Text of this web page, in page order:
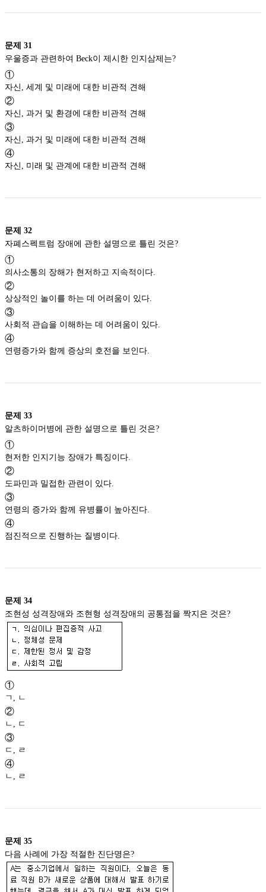
문제 31
①
자신, 세계 및 미래에 대한 비관적 견해
②
자신, 과거 및 환경에 대한 비관적 견해
③
자신, 과거 및 미래에 대한 비관적 견해
④
자신, 미래 및 관계에 대한 비관적 견해
문제 32
①
의사소통의 장해가 현저하고 지속적이다.
②
상상적인 놀이를 하는 데 어려움이 있다.
③
사회적 관습을 이해하는 데 어려움이 있다.
④
연령증가와 함께 증상의 호전을 보인다.
문제 33
①
현저한 인지기능 장애가 특징이다.
②
도파민과 밀접한 관련이 있다.
③
연령의 증가와 함께 유병률이 높아진다.
④
점진적으로 진행하는 질병이다.
문제 34
①
ㄱ, ㄴ
②
ㄴ, ㄷ
③
ㄷ, ㄹ
④
ㄴ, ㄹ
문제 35